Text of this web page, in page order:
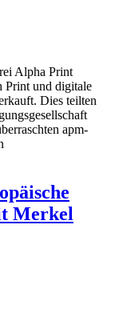
Alpha Print
Print und digitale
Dies teilten
apm-
Merkel